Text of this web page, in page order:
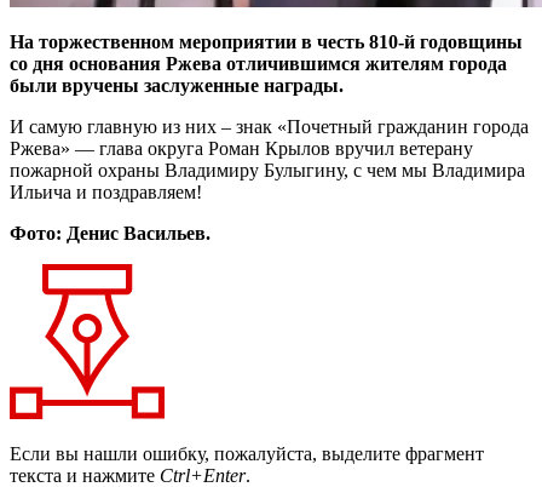
На торжественном мероприятии в честь 810-й годовщины
со дня основания Ржева отличившимся жителям города
были вручены заслуженные награды.
И самую главную из них – знак «Почетный гражданин города
Ржева» — глава округа Роман Крылов вручил ветерану
пожарной охраны Владимиру Булыгину, с чем мы Владимира
Ильича и поздравляем!
Фото: Денис Васильев.
Если вы нашли ошибку, пожалуйста, выделите фрагмент
текста и нажмите Ctrl+Enter.